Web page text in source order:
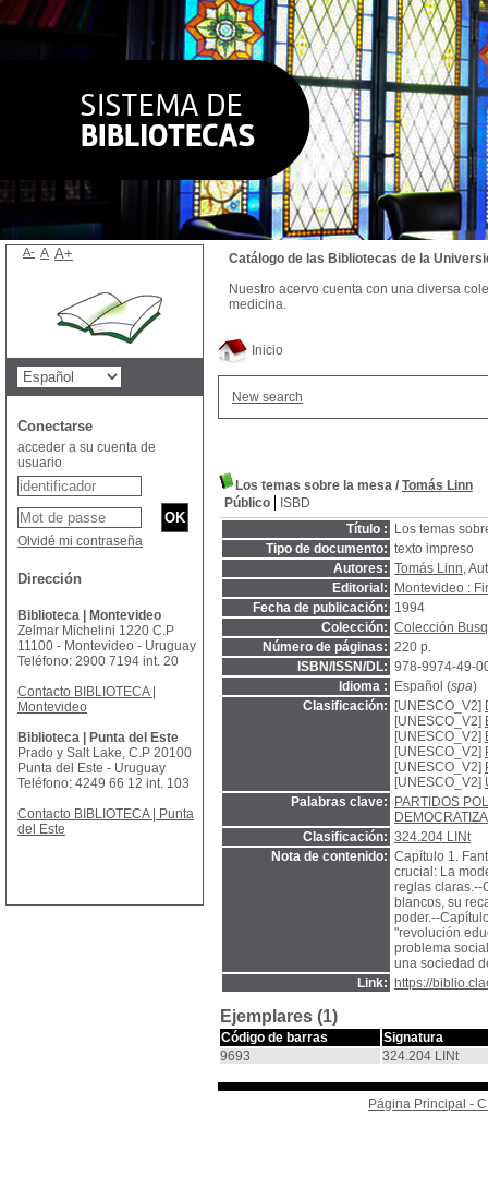
Inicio
New search
Los temas sobre la mesa / Tomás Linn
Público
ISBD
Título :
Los temas
Tipo de documento: texto impreso
Autores: Tomás Linn,
Editorial:
Montevideo :
Fecha de publicación: 1994
Colección: Colección
Número de páginas: 220 p.
ISBN/ISSN/DL: 978-9974-49-
Idioma :
Español (spa)
Clasificación:
[UNESCO_V2]
[UNESCO_V2]
[UNESCO_V2]
[UNESCO_V2]
[UNESCO_V2]
[UNESCO_V2]
Palabras clave:
PARTIDOS
Clasificación: 324.204 LINt
Nota de contenido: Capítulo 1.
crucial: La
reglas claras.--
blancos, su
poder.--
"revolución
problema
una sociedad
Link:
https://
Ejemplares (1)
Código de barras
Signatura
9693
324.204 LINt
Página Principal -
Catálogo de las Bibliotecas de la
Nuestro acervo cuenta con una diversa
medicina.
A- A A+
Conectarse
acceder a su cuenta de
usuario
Olvidé mi contraseña
Dirección
Biblioteca | Montevideo
Zelmar Michelini 1220 C.P
11100 - Montevideo - Uruguay
Teléfono: 2900 7194 int. 20
Contacto BIBLIOTECA |
Montevideo
Biblioteca | Punta del Este
Prado y Salt Lake, C.P 20100
Punta del Este - Uruguay
Teléfono: 4249 66 12 int. 103
Contacto BIBLIOTECA | Punta
del Este